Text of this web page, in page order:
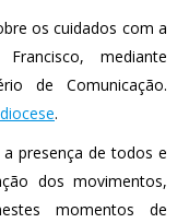
os cuidados com a
mediante
de Comunicação.
.
presença de todos e
dos movimentos,
momentos de